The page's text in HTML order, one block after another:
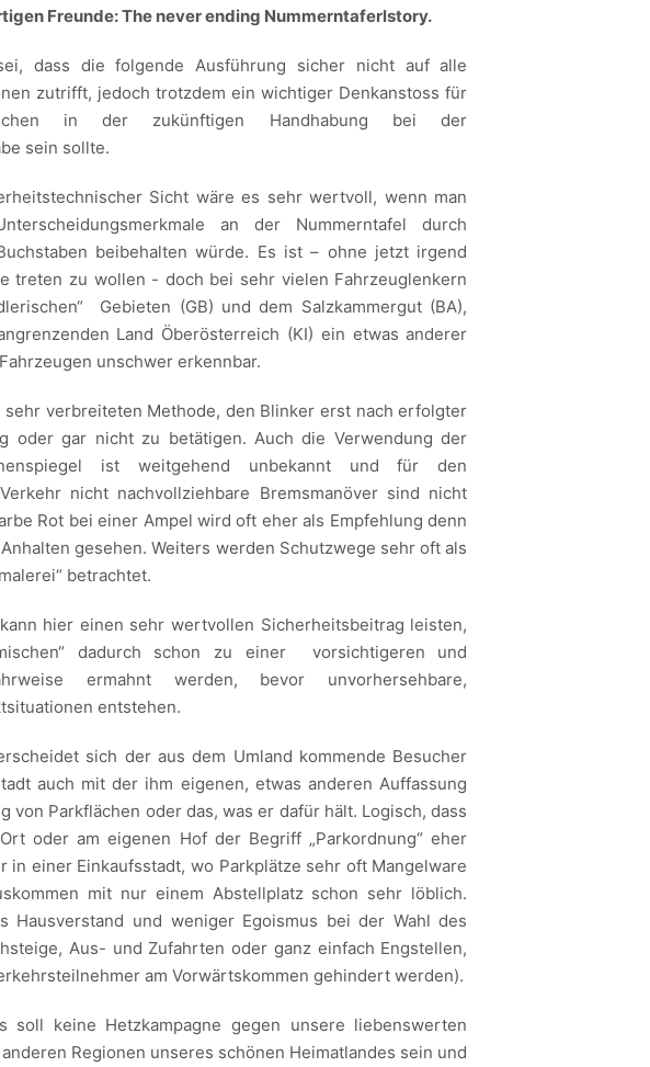
Freunde: The never ending Nummerntaferlstory.
dass die folgende Ausführung sicher nicht auf alle
zutrifft, jedoch trotzdem ein wichtiger Denkanstoss für
in der zukünftigen Handhabung bei der
sein sollte.
Sicht wäre es sehr wertvoll, wenn man
an der Nummerntafel durch
beibehalten würde. Es ist – ohne jetzt irgend
treten zu wollen - doch bei sehr vielen Fahrzeuglenkern
Gebieten (GB) und dem Salzkammergut (BA),
Land Öberösterreich (KI) ein etwas anderer
unschwer erkennbar.
sehr verbreiteten Methode, den Blinker erst nach erfolgter
oder gar nicht zu betätigen. Auch die Verwendung der
ist weitgehend unbekannt und für den
nicht nachvollziehbare Bremsmanöver sind nicht
Rot bei einer Ampel wird oft eher als Empfehlung denn
gesehen. Weiters werden Schutzwege sehr oft als
betrachtet.
hier einen sehr wertvollen Sicherheitsbeitrag leisten,
dadurch schon zu einer vorsichtigeren und
ermahnt werden, bevor unvorhersehbare,
entstehen.
sich der aus dem Umland kommende Besucher
auch mit der ihm eigenen, etwas anderen Auffassung
von Parkflächen oder das, was er dafür hält. Logisch, dass
oder am eigenen Hof der Begriff „Parkordnung“ eher
in einer Einkaufsstadt, wo Parkplätze sehr oft Mangelware
mit nur einem Abstellplatz schon sehr löblich.
Hausverstand und weniger Egoismus bei der Wahl des
Aus- und Zufahrten oder ganz einfach Engstellen,
am Vorwärtskommen gehindert werden).
soll keine Hetzkampagne gegen unsere liebenswerten
Regionen unseres schönen Heimatlandes sein und